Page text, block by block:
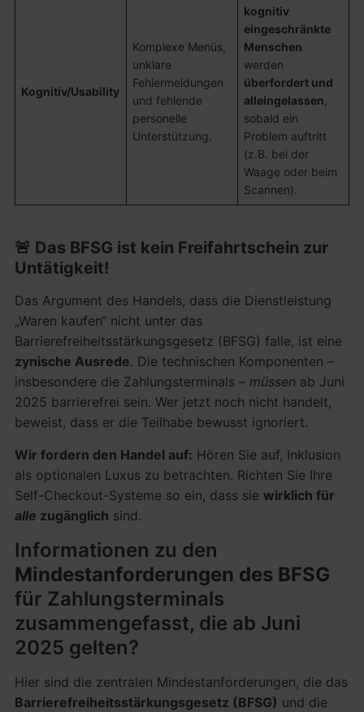
Kognitiv/Usability
Komplexe Menüs,
unklare
Fehlermeldungen
und fehlende
personelle
Unterstützung.
kognitiv
eingeschränkte
Menschen
werden
überfordert und
alleingelassen
sobald ein
Problem auftritt
(z.B. bei der
Waage oder beim
Scannen).
🚨 Das BFSG ist kein Freifahrtschein zur
Untätigkeit!
Das Argument des Handels, dass die Dienstleistung
„Waren kaufen“ nicht unter das
Barrierefreiheitsstärkungsgesetz (BFSG) falle, ist eine
zynische Ausrede. Die technischen Komponenten –
insbesondere die Zahlungsterminals – müssen ab Juni
2025 barrierefrei sein. Wer jetzt noch nicht handelt,
beweist, dass er die Teilhabe bewusst ignoriert.
Wir fordern den Handel auf: Hören Sie auf, Inklusion
als optionalen Luxus zu betrachten. Richten Sie Ihre
Self-Checkout-Systeme so ein, dass sie wirklich für
alle zugänglich sind.
Informationen zu den
Mindestanforderungen des BFSG
für Zahlungsterminals
zusammengefasst, die ab Juni
2025 gelten?
Hier sind die zentralen Mindestanforderungen, die das
Barrierefreiheitsstärkungsgesetz (BFSG) und die